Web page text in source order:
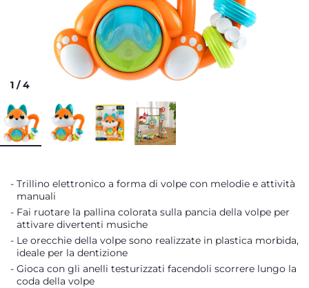
1 /4
Trillino elettronico a forma di volpe con melodie e attività
manuali
Fai ruotare la pallina colorata sulla pancia della volpe per
attivare divertenti musiche
Le orecchie della volpe sono realizzate in plastica morbida,
ideale per la dentizione
Gioca con gli anelli testurizzati facendoli scorrere lungo la
coda della volpe